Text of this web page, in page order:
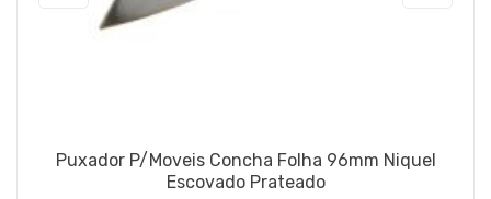
Puxador P/Moveis Concha Folha 96mm Niquel
Escovado Prateado